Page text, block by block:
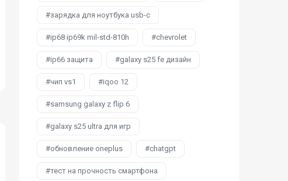
зарядка для ноутбука usb-c
ip68 ip69k mil-std-810h chevrolet
ip66 защита galaxy s25 fe дизайн
чип vs1 iqoo 12
samsung galaxy z flip 6
galaxy s25 ultra для игр
обновление oneplus chatgpt
тест на прочность смартфона